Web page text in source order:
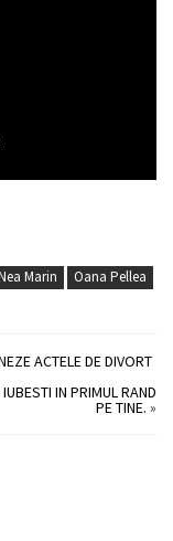
Marin
Oana Pellea
ACTELE DE DIVORT
IN PRIMUL RAND
PE TINE. »